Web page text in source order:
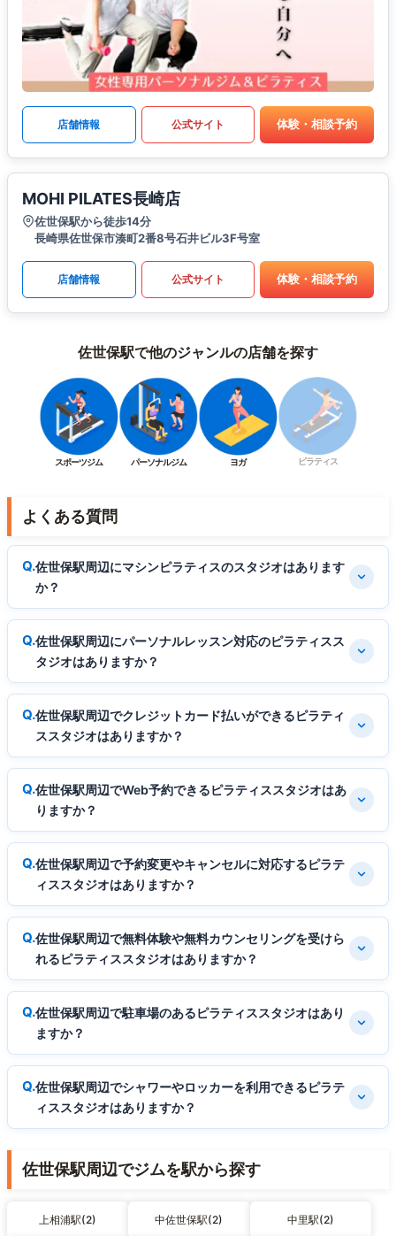
店舗情報 公式サイト 体験・相談予約
MOHI PILATES長崎店
佐世保駅から徒歩14分
長崎県佐世保市湊町2番8号石井ビル3F号室
店舗情報 公式サイト 体験・相談予約
佐世保駅で他のジャンルの店舗を探す
スポーツジム パーソナルジム ヨガ ピラティス
よくある質問
佐世保駅周辺にマシンピラティスのスタジオはあります
か？
佐世保駅周辺にパーソナルレッスン対応のピラティスス
タジオはありますか？
佐世保駅周辺でクレジットカード払いができるピラティ
ススタジオはありますか？
佐世保駅周辺でWeb予約できるピラティススタジオはあ
りますか？
佐世保駅周辺で予約変更やキャンセルに対応するピラテ
ィススタジオはありますか？
佐世保駅周辺で無料体験や無料カウンセリングを受けら
れるピラティススタジオはありますか？
佐世保駅周辺で駐車場のあるピラティススタジオはあり
ますか？
佐世保駅周辺でシャワーやロッカーを利用できるピラテ
ィススタジオはありますか？
佐世保駅周辺でジムを駅から探す
上相浦駅(2) 中佐世保駅(2) 中里駅(2)